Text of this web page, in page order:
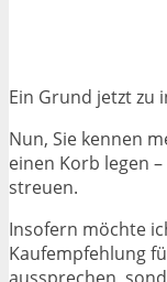
Ein Grund jetzt zu
Nun, Sie kennen
einen Korb legen
streuen.
Insofern möchte
Kaufempfehlung